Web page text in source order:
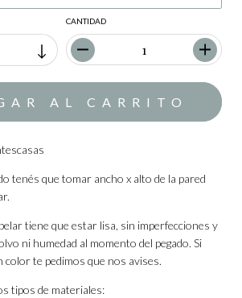
CANTIDAD
tenés que tomar ancho x alto de la pared
tiene que estar lisa, sin imperfecciones y
ni humedad al momento del pegado. Si
color te pedimos que nos avises.
tipos de materiales: